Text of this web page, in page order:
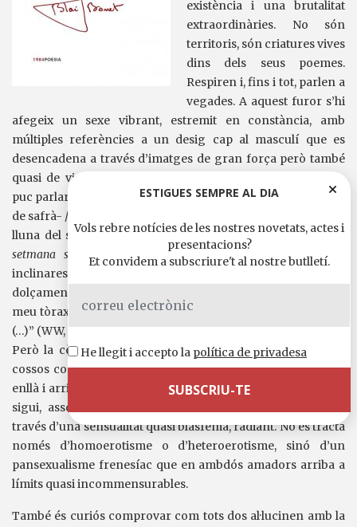
existència i una brutalitat
extraordinàries. No són
territoris, són criatures vives
dins dels seus poemes.
Respiren i, fins i tot, parlen a
vegades. A aquest furor s’hi
afegeix un sexe vibrant, estremit en constància, amb
múltiples referències a un desig cap al masculí que es
desencadena a través d’imatges de gran força però també
quasi de violació del cos, un esventrament espiritual: “No
puc parlar, que tinc la meva boca / -urna de sol ponent, flors
de safrà- / inflada de tant glopejar la deixa / de l’Amat: blanca
lluna del seu cel…” (BB, “Parasceve” dinsQuatre poemes de
setmana santa,
Poesia completa
, pàgina 74) i “Com
inclinares el teu cap sobre les meves cuixes i et vares girar
dolçament cap a mi, / Com esbudellares la tela que cobria el
meu tòrax i endinsares la llengua fins a tocar el meu cor nu
(…)” (WW, “Cant de mi mateix” dinsFulles d’herba,pàgina 41).
Però la còpula dels amants WW i BB no sols recauen en
cossos concrets dels éssers que adoren, sinó que van més
enllà i arriben a dissoldre’s, fins i tot, amb el mar i la terra, o
sigui, assoleixen una constant fornicació amb el món a
través d’una sensualitat quasi blasfema, radiant. No es tracta
només d’homoerotisme o d’heteroerotisme, sinó d’un
pansexualisme frenesíac que en ambdós amadors arriba a
límits quasi incommensurables.
També és curiós comprovar com tots dos al·lucinen amb la
ESTIGUES SEMPRE AL DIA
Vols rebre notícies de les nostres novetats, actes i
presentacions?
Et convidem a subscriure't al nostre butlletí.
He llegit i accepto la política de privadesa